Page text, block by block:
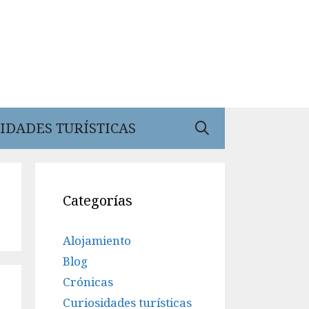
TURÍSTICAS
Categorías
Alojamiento
Blog
Crónicas
Curiosidades turísticas